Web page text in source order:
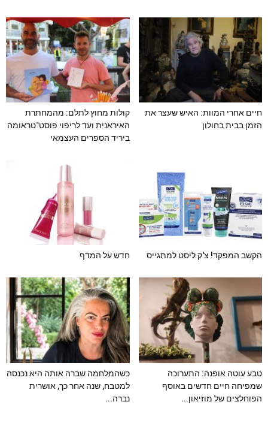
חיים אחרי המוות: האיש שעצר את
הזמן בבית בחולון
קולות מחוץ לתלם: מהמחתרת
האיראנית ועד לריפוי פוסט־טראומה
ביריד הספרים העצמאי
הקשב המפקד! צ'ק ליסט למתגייס חדש על המדף
טבע עוטה אופנה: התערוכה
שמפיחה חיים חדשים באוסף
הפוחלצים של מוזיאון...
כשהמלחמה שברה אותה היא נכנסה
למטבח, שנה אחר כך, אושרית
נברה...